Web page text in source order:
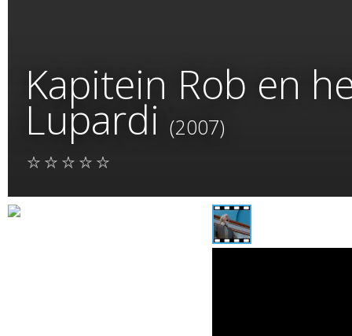
Kapitein Rob en
Lupardi (2007)